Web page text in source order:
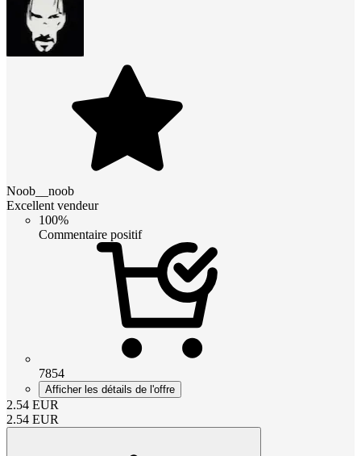
Noob__noob
Excellent vendeur
100%
Commentaire positif
7854
Afficher les détails de l'offre
2.54 EUR
2.54 EUR